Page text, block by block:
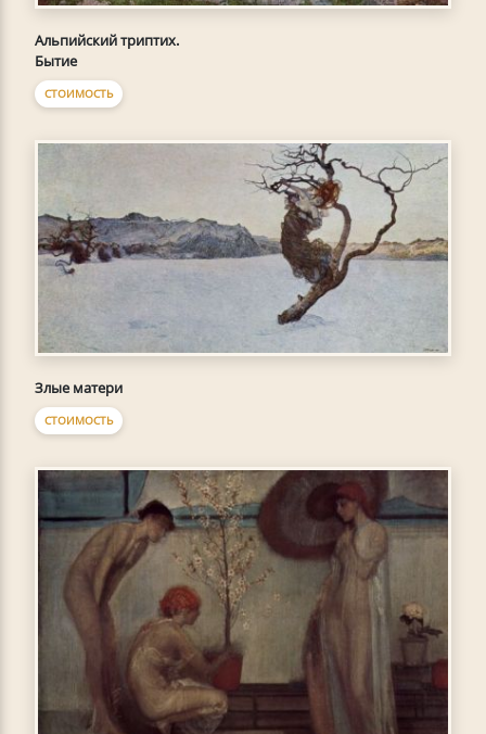
Альпийский триптих.
Бытие
СТОИМОСТЬ
Злые матери
СТОИМОСТЬ